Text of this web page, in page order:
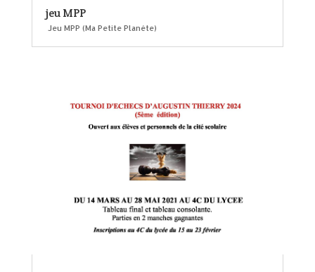
jeu MPP
Jeu MPP (Ma Petite Planète)